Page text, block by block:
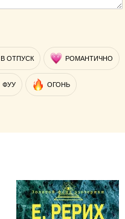
В ОТПУСК РОМАНТИЧНО
ФУУ ОГОНЬ